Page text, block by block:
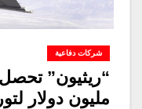
شركات دفاعية
مليون دولار